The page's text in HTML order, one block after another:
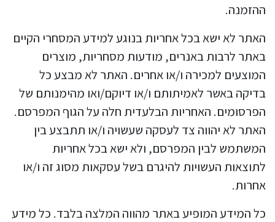
ההזמנה.
האתר לא ישא בכל אחריות בנוגע למידע המסחרי הקיים
באתר לרבות באנרים, מודעות מסחריות, מוצרים
המוצעים למכירה ו/או אחרים. האתר לא מבצע כל
בדיקה באשר לאמיתותם ו/או דיוקם/ואו מהימנותם של
הפרסומים. האחריות הבלעדית חלה על הגוף המפרסם.
האתר לא יהווה צד לעסקה שעשויה ו/או תתבצע בין
המשתמש לבין המפרסם, ולא ישא בכל אחריות
לתוצאות העשויות להיגרם בשל עסקאות מסוג זה ו/או
אחרות.
כל המידע המופיע באתר מהווה המלצה בלבד. כל מידע